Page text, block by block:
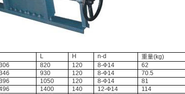
L H n-d 重量(kg)
820 120 8-Φ14
62
930 120 8-Φ14
70.5
1050 120 8-Φ14
81
1400 140 12-Φ14
114